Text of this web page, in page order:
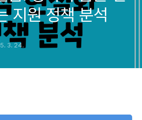
지원 정책 분석
3. 24.